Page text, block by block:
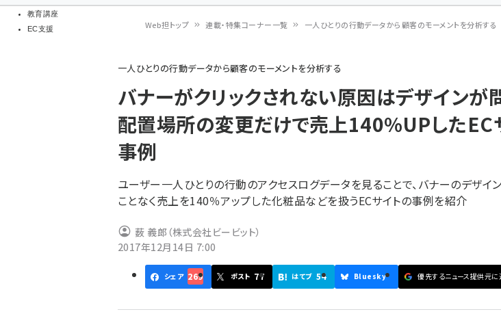
教育講座
EC支援
ン
く
ず
Web担トップ 連載・特集コーナー一覧 一人ひとりの行動データから顧客のモーメントを分析する
一人ひとりの行動データから顧客のモーメントを分析する
バナーがクリックされない原因はデザインが
配置場所の変更だけで売上140%UPしたEC
事例
ユーザー一人ひとりの行動のアクセスログデータを見ることで、バナーのデザイ
ことなく売上を140％アップした化粧品などを扱うECサイトの事例を紹介
薮 義郎（株式会社ビービット）
2017年12月14日 7:00
シェア 269 ポスト 77 はてブ 54 Bluesky 優先するニュース提供元に